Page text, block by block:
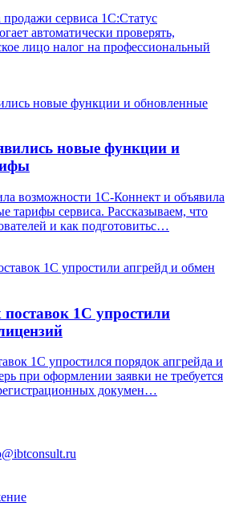
сервиса 1С:Статус
автоматически проверять,
лицо налог на профессиональный
новые функции и
возможности 1С-Коннект и объявила
тарифы сервиса. Рассказываем, что
и как подготовитьс…
1С упростили
1С упростился порядок апгрейда и
при оформлении заявки не требуется
докумен…